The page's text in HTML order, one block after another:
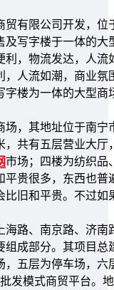
贸有限公司开发，位
及写字楼于一体的大
，物流发达，人
，人流如潮，商业
字楼为一体的大型
，其地址位于南
，共有五层营业大
市场；四楼为纺织品
贵很多，东西也
旧和平贵。不过
路、南京路、济
成部分。其项目
五层为停车场，
发模式商贸平台。